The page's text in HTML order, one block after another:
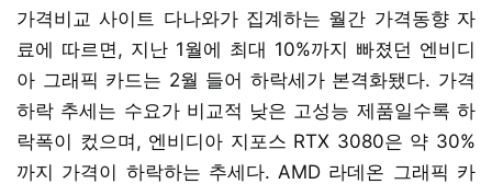
가격비교 사이트 다나와가 집계하는 월간 가격동향 자
료에 따르면, 지난 1월에 최대 10%까지 빠졌던 엔비디
아 그래픽 카드는 2월 들어 하락세가 본격화됐다. 가격
하락 추세는 수요가 비교적 낮은 고성능 제품일수록 하
락폭이 컸으며, 엔비디아 지포스 RTX 3080은 약 30%
까지 가격이 하락하는 추세다. AMD 라데온 그래픽 카